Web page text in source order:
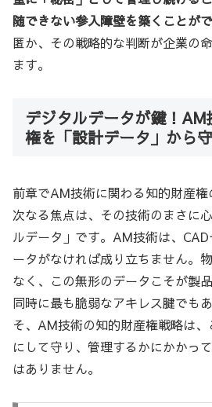
随できない参入障壁を築くことが
匿か、その戦略的な判断が企業の
ます。
デジタルデータが鍵！
権を「設計データ」から
前章でAM技術に関わる知的財産権
次なる焦点は、その技術のまさに
ルデータ」です。AM技術は、
ータがなければ成り立ちません。
なく、この無形のデータこそが製
同時に最も脆弱なアキレス腱でも
そ、AM技術の知的財産権戦略は
にして守り、管理するかにかかっ
はありません。